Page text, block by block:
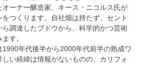
オーナー醸造家、キース・ニコルス氏が
つくります。自社畑は持たず、セント
調達したブドウから、科学的かつ芸術
す。
年代後半から2000年代前半の熟成ワ
い経緯は情報がないものの、カリフォ